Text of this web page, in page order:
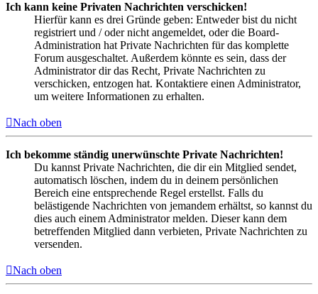
Ich kann keine Privaten Nachrichten verschicken!
Hierfür kann es drei Gründe geben: Entweder bist du nicht
registriert und / oder nicht angemeldet, oder die Board-
Administration hat Private Nachrichten für das komplette
Forum ausgeschaltet. Außerdem könnte es sein, dass der
Administrator dir das Recht, Private Nachrichten zu
verschicken, entzogen hat. Kontaktiere einen Administrator,
um weitere Informationen zu erhalten.
Nach oben
Ich bekomme ständig unerwünschte Private Nachrichten!
Du kannst Private Nachrichten, die dir ein Mitglied sendet,
automatisch löschen, indem du in deinem persönlichen
Bereich eine entsprechende Regel erstellst. Falls du
belästigende Nachrichten von jemandem erhältst, so kannst du
dies auch einem Administrator melden. Dieser kann dem
betreffenden Mitglied dann verbieten, Private Nachrichten zu
versenden.
Nach oben